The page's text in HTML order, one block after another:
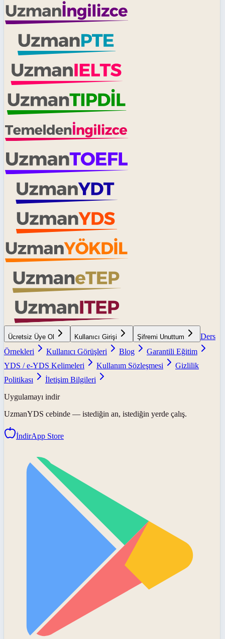
Ücretsiz Üye Ol Kullanıcı Girişi Şifremi Unuttum
Ders
Örnekleri
Kullanıcı Görüşleri Blog
Garantili Eğitim
YDS / e-YDS Kelimeleri
Kullanım Sözleşmesi
Gizlilik
Politikası
İletişim Bilgileri
Uygulamayı indir
UzmanYDS cebinde — istediğin an, istediğin yerde çalış.
İndirApp Store